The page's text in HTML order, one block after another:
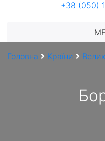
+38 (050)
Головна Країни